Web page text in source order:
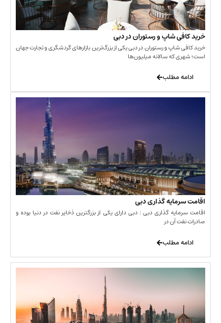
شاپ و رستوران در دبی
و رستوران در دبی یکی از بزرگ‌ترین بازارهای گردشگری و تجارت جهان
سالانه میلیون‌ها
گذاری دبی
گذاری دبی : دبی دارای یکی از بزرگترین ذخایر نفت در دنیا بوده و